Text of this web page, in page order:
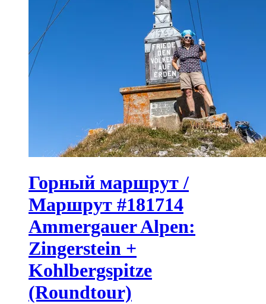
Горный маршрут /
Маршрут #181714
Ammergauer Alpen:
Zingerstein +
Kohlbergspitze
(Roundtour)